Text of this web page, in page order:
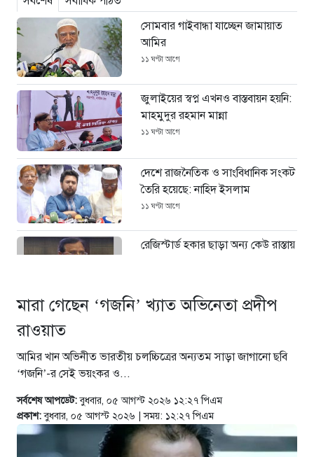
সোমবার গাইবান্ধা যাচ্ছেন জামায়াত
আমির
১১ ঘণ্টা আগে
জুলাইয়ের স্বপ্ন এখনও বাস্তবায়ন হয়নি:
মাহমুদুর রহমান মান্না
১১ ঘণ্টা আগে
দেশে রাজনৈতিক ও সাংবিধানিক সংকট
তৈরি হয়েছে: নাহিদ ইসলাম
১১ ঘণ্টা আগে
রেজিস্টার্ড হকার ছাড়া অন্য কেউ রাস্তায়
মিজান গ্রেফতার
ফিফার প্রস্তাব নিয়ে বাংলাদেশের অবস্থান
জানালেন বাফুফে সভাপতি
১১ ঘণ্টা আগে
মারা গেছেন ‘গজনি’ খ্যাত অভিনেতা প্রদীপ
রাওয়াত
আমির খান অভিনীত ভারতীয় চলচ্চিত্রের অন্যতম সাড়া জাগানো ছবি
‘গজনি’-র সেই ভয়ংকর ও...
সর্বশেষ আপডেট:বুধবার, ০৫ আগস্ট ২০২৬ ১২:২৭ পিএম
প্রকাশ:বুধবার, ০৫ আগস্ট ২০২৬ | সময়: ১২:২৭ পিএম